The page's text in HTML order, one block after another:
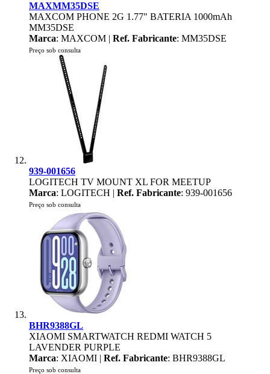
MAXMM35DSE
MAXCOM PHONE 2G 1.77" BATERIA 1000mAh
MM35DSE
Marca: MAXCOM | Ref. Fabricante: MM35DSE
Preço sob consulta
939-001656
LOGITECH TV MOUNT XL FOR MEETUP
Marca: LOGITECH | Ref. Fabricante: 939-001656
Preço sob consulta
BHR9388GL
XIAOMI SMARTWATCH REDMI WATCH 5
LAVENDER PURPLE
Marca: XIAOMI | Ref. Fabricante: BHR9388GL
Preço sob consulta